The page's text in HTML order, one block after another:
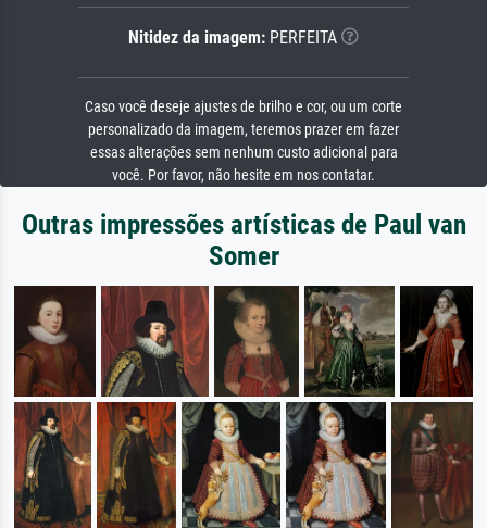
Nitidez da imagem: PERFEITA
Caso você deseje ajustes de brilho e cor, ou um corte
personalizado da imagem, teremos prazer em fazer
essas alterações sem nenhum custo adicional para
você. Por favor, não hesite em nos contatar.
Outras impressões artísticas de Paul van
Somer